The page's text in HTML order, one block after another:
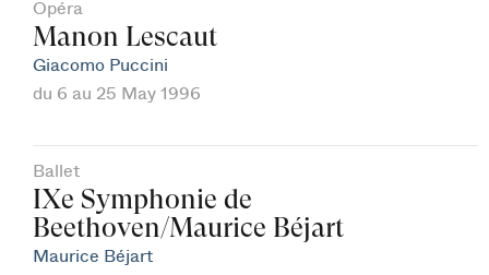
Opéra
Manon Lescaut
Giacomo Puccini
du 6 au 25 May 1996
Ballet
IXe Symphonie de
Beethoven/Maurice Béjart
Maurice Béjart